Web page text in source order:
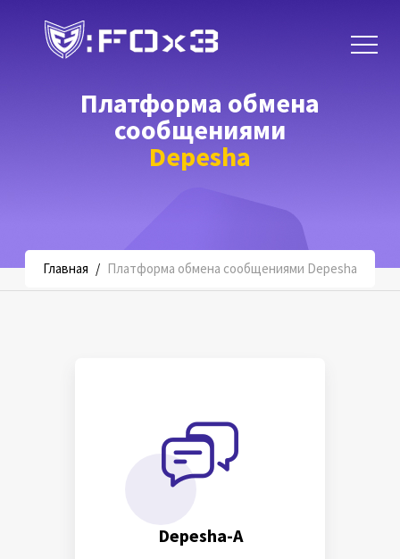
Платформа обмена
сообщениями
Depesha
Главная / Платформа обмена сообщениями Depesha
Depesha-A